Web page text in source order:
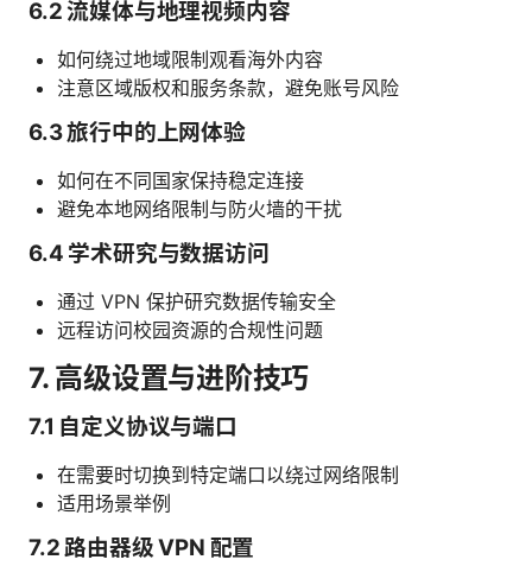
6.2 流媒体与地理视频内容
如何绕过地域限制观看海外内容
注意区域版权和服务条款，避免账号风险
6.3 旅行中的上网体验
如何在不同国家保持稳定连接
避免本地网络限制与防火墙的干扰
6.4 学术研究与数据访问
通过 VPN 保护研究数据传输安全
远程访问校园资源的合规性问题
7. 高级设置与进阶技巧
7.1 自定义协议与端口
在需要时切换到特定端口以绕过网络限制
适用场景举例
7.2 路由器级 VPN 配置